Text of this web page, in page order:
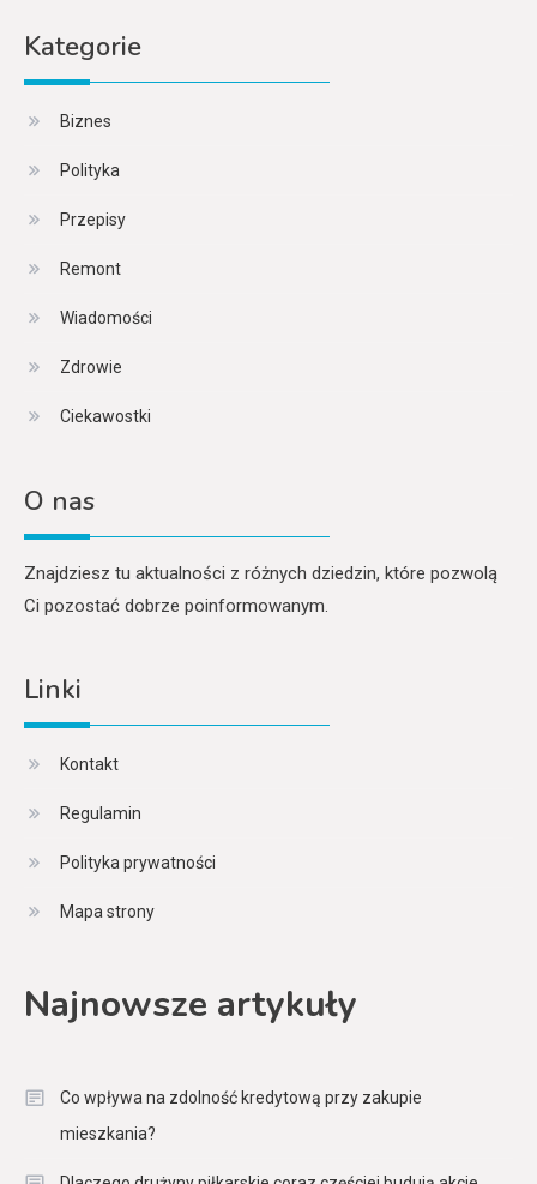
Kategorie
Biznes
Polityka
Przepisy
Remont
Wiadomości
Zdrowie
Ciekawostki
O nas
Znajdziesz tu aktualności z różnych dziedzin, które pozwolą
Ci pozostać dobrze poinformowanym.
Linki
Kontakt
Regulamin
Polityka prywatności
Mapa strony
Najnowsze artykuły
Co wpływa na zdolność kredytową przy zakupie
mieszkania?